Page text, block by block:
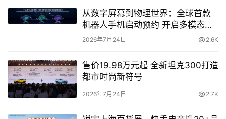
打造史上规模最大天猫 618。
150 万款。新品将成为天猫618的核心关键词。
原创文章，作者：新智派，如若转载，请注明出处：
从数字屏幕到物理世界：全球首款
机器人手机启动预约 开启多模态具
身交互新时代
2026年7月24日 2.6K
售价19.98万元起 全新坦克300打造
都市时尚新符号
2026年7月24日 2.7K